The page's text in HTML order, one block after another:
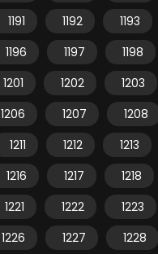
1191 1192 1193
1196 1197 1198
1201 1202 1203
1206 1207 1208
1211 1212 1213
1216 1217 1218
1221 1222 1223
1226 1227 1228